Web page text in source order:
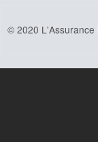
© 2020 L'Assurance